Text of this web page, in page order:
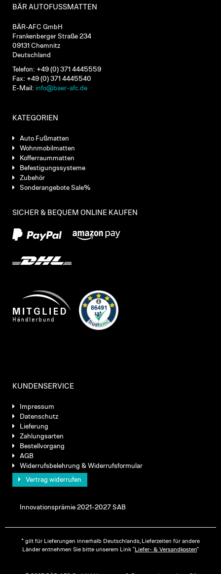
BÄR AUTOFUSSMATTEN
BÄR-AFC GmbH
Frankenberger Straße 234
09131 Chemnitz
Deutschland
Telefon: +49 (0) 371 4445559
Fax: +49 (0) 371 4445540
E-Mail: info@baer-afc.de
KATEGORIEN
Auto Fußmatten
Wohnmobilmatten
Kofferraummatten
Befestigungssysteme
Zubehör
Sonderangebote Sale%
SICHER & BEQUEM ONLINE KAUFEN
KUNDENSERVICE
Impressum
Datenschutz
Lieferung
Zahlungsarten
Bestellvorgang
AGB
Widerrufsbelehrung & Widerrufsformular
Vertrag widerrufen
Innovationsprämie 2021-2027 SAB
* gilt für Lieferungen innerhalb Deutschlands, Lieferzeiten für andere
Länder entnehmen Sie bitte unserem Link "Liefer- & Versandkosten"